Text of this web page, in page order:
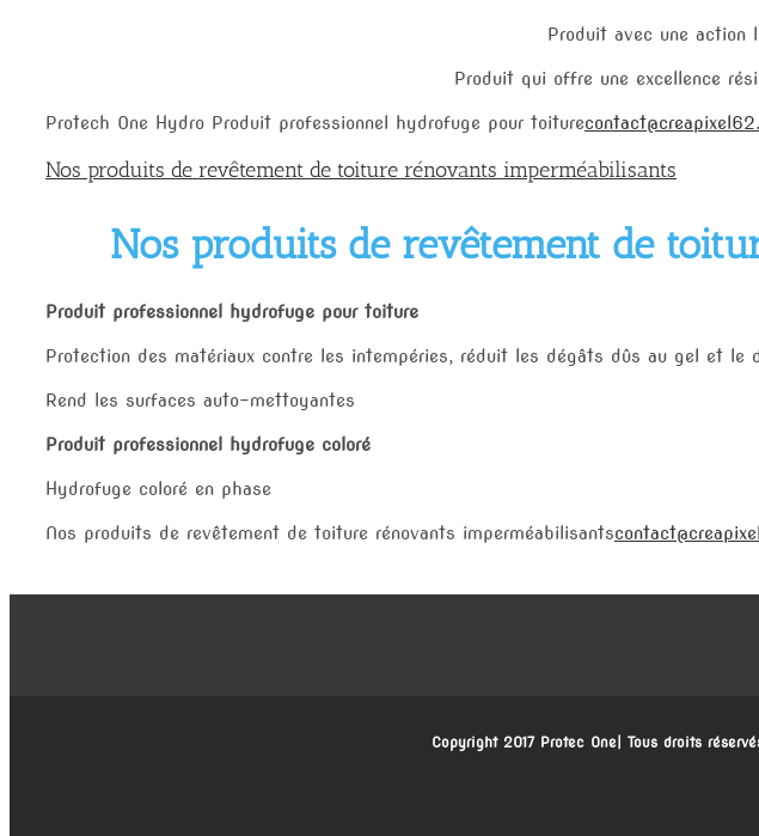
Produit avec une action
Produit qui offre une excellence
Protech One Hydro Produit professionnel hydrofuge pour toiture
Nos produits de revêtement de toiture rénovants imperméabilisants
Nos produits de revêtement de
Produit professionnel hydrofuge pour toiture
Protection des matériaux contre les intempéries, réduit les dégâts dûs au gel et le
Rend les surfaces auto-mettoyantes
Produit professionnel hydrofuge coloré
Hydrofuge coloré en phase
Nos produits de revêtement de toiture rénovants imperméabilisants
Copyright 2017 Protec One| Tous droits